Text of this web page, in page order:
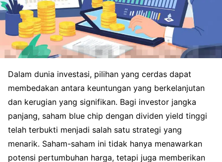
Dalam dunia investasi, pilihan yang cerdas dapat
membedakan antara keuntungan yang berkelanjutan
dan kerugian yang signifikan. Bagi investor jangka
panjang, saham blue chip dengan dividen yield tinggi
telah terbukti menjadi salah satu strategi yang
menarik. Saham-saham ini tidak hanya menawarkan
potensi pertumbuhan harga, tetapi juga memberikan